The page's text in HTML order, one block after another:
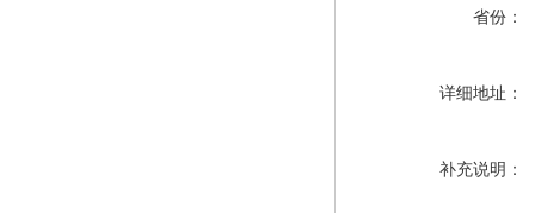
省份：
详细地址：
补充说明：